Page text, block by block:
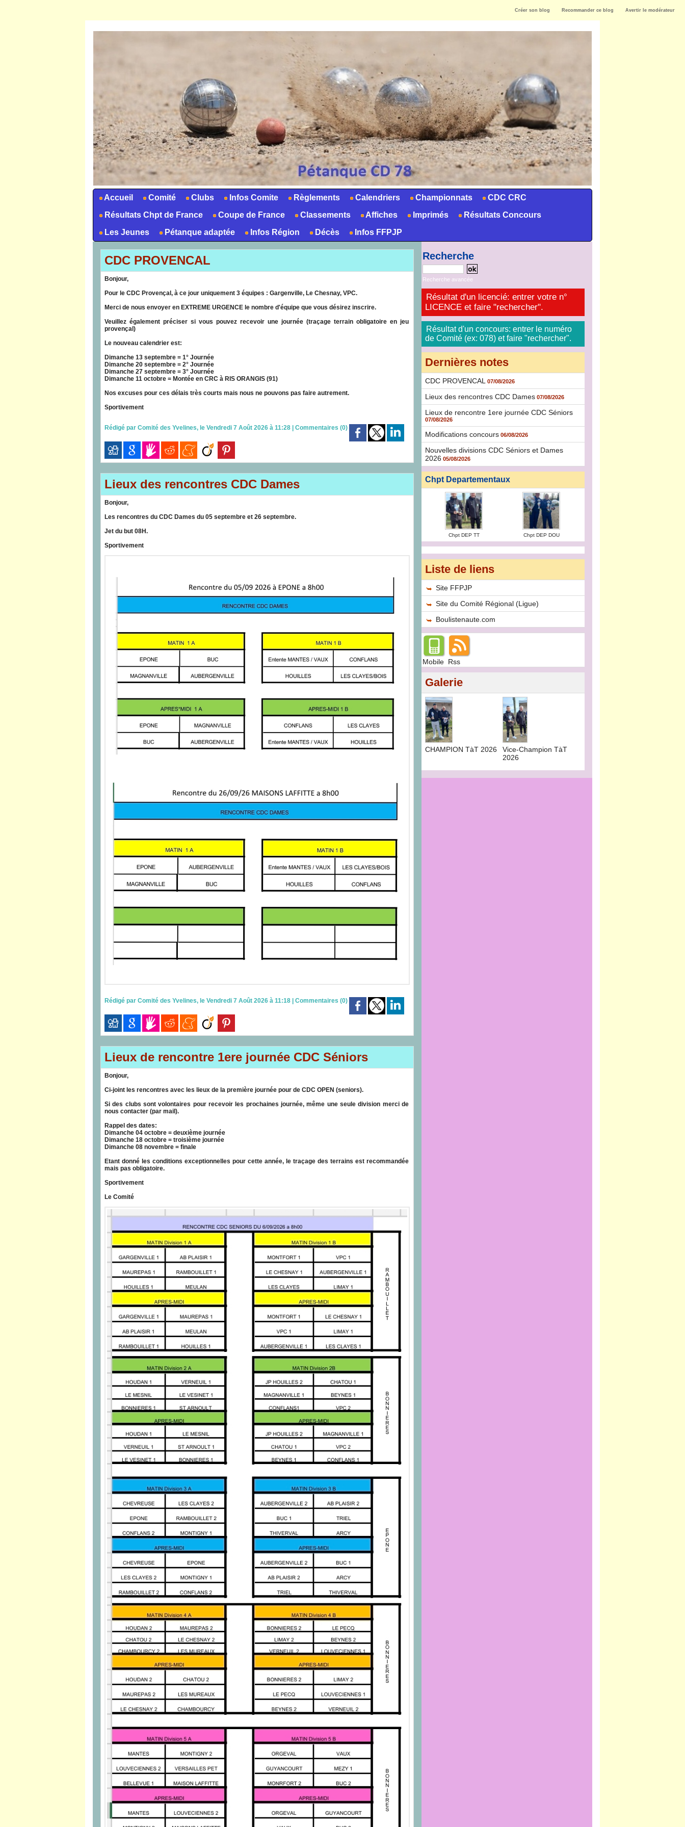
Créer son blog Recommander ce blog Avertir le modérateur
Accueil Comité Clubs Infos Comite Règlements Calendriers Championnats
CDC CRC
Résultats Chpt de France
Coupe de France Classements Affiches Imprimés
Résultats Concours
Les Jeunes
Pétanque adaptée Infos Région Décès Infos FFPJP
CDC PROVENCAL
Bonjour,
Pour le CDC Provençal, à ce jour uniquement 3 équipes : Gargenville, Le Chesnay, VPC.
Merci de nous envoyer en EXTREME URGENCE le nombre d'équipe que vous désirez inscrire.
Veuillez également préciser si vous pouvez recevoir une journée (traçage terrain obligatoire en jeu
provençal)
Le nouveau calendrier est:
Dimanche 13 septembre = 1° Journée
Dimanche 20 septembre = 2° Journée
Dimanche 27 septembre = 3° Journée
Dimanche 11 octobre = Montée en CRC à RIS ORANGIS (91)
Nos excuses pour ces délais très courts mais nous ne pouvons pas faire autrement.
Sportivement
Rédigé par Comité des Yvelines, le Vendredi 7 Août 2026 à 11:28 Commentaires (0)
Lieux des rencontres CDC Dames
Bonjour,
Les rencontres du CDC Dames du 05 septembre et 26 septembre.
Jet du but 08H.
Sportivement
Rédigé par Comité des Yvelines, le Vendredi 7 Août 2026 à 11:18 Commentaires (0)
Lieux de rencontre 1ere journée CDC Séniors
Bonjour,
Ci-joint les rencontres avec les lieux de la première journée pour de CDC OPEN (seniors).
Si des clubs sont volontaires pour recevoir les prochaines journée, même une seule division merci de
nous contacter (par mail).
Rappel des dates:
Dimanche 04 octobre = deuxième journée
Dimanche 18 octobre = troisième journée
Dimanche 08 novembre = finale
Etant donné les conditions exceptionnelles pour cette année, le traçage des terrains est recommandée
mais pas obligatoire.
Sportivement
Le Comité
Recherche
Recherche avancée
Résultat d'un licencié: entrer votre n°
LICENCE et faire "rechercher".
Résultat d'un concours: entrer le numéro
de Comité (ex: 078) et faire "rechercher".
Dernières notes
CDC PROVENCAL 07/08/2026
Lieux des rencontres CDC Dames 07/08/2026
Lieux de rencontre 1ere journée CDC Séniors
07/08/2026
Modifications concours 06/08/2026
Nouvelles divisions CDC Séniors et Dames
2026 05/08/2026
Chpt Departementaux
Chpt DEP TT Chpt DEP DOU
Liste de liens
Site FFPJP
Site du Comité Régional (Ligue)
Boulistenaute.com
Mobile Rss
Galerie
CHAMPION TàT 2026
Vice-Champion TàT
2026